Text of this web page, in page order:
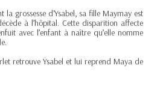
la grossesse d'Ysabel, sa fille Maymay est
à l’hôpital. Cette disparition affecte
avec l’enfant à naître qu’elle nomme
retrouve Ysabel et lui reprend Maya de